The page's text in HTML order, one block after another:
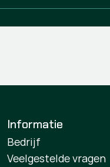
Informatie
Bedrijf
Veelgestelde vragen